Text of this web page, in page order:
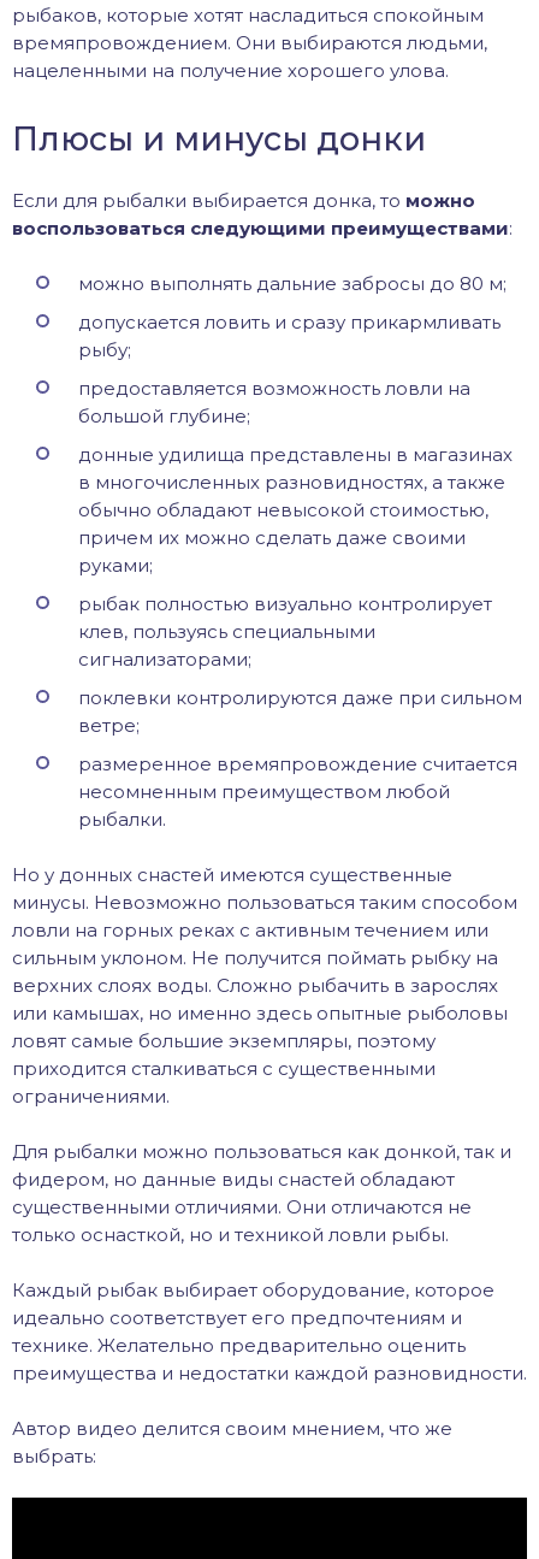
рыбаков, которые хотят насладиться спокойным
времяпровождением. Они выбираются людьми,
нацеленными на получение хорошего улова.
Плюсы и минусы донки
Если для рыбалки выбирается донка, то можно
воспользоваться следующими преимуществами:
можно выполнять дальние забросы до 80 м;
допускается ловить и сразу прикармливать
рыбу;
предоставляется возможность ловли на
большой глубине;
донные удилища представлены в магазинах
в многочисленных разновидностях, а также
обычно обладают невысокой стоимостью,
причем их можно сделать даже своими
руками;
рыбак полностью визуально контролирует
клев, пользуясь специальными
сигнализаторами;
поклевки контролируются даже при сильном
ветре;
размеренное времяпровождение считается
несомненным преимуществом любой
рыбалки.
Но у донных снастей имеются существенные
минусы. Невозможно пользоваться таким способом
ловли на горных реках с активным течением или
сильным уклоном. Не получится поймать рыбку на
верхних слоях воды. Сложно рыбачить в зарослях
или камышах, но именно здесь опытные рыболовы
ловят самые большие экземпляры, поэтому
приходится сталкиваться с существенными
ограничениями.
Для рыбалки можно пользоваться как донкой, так и
фидером, но данные виды снастей обладают
существенными отличиями. Они отличаются не
только оснасткой, но и техникой ловли рыбы.
Каждый рыбак выбирает оборудование, которое
идеально соответствует его предпочтениям и
технике. Желательно предварительно оценить
преимущества и недостатки каждой разновидности.
Автор видео делится своим мнением, что же
выбрать: